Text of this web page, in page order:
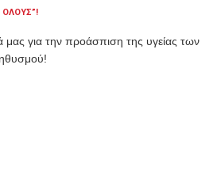
ΟΛΟΥΣ”!
μας για την προάσπιση της υγείας των